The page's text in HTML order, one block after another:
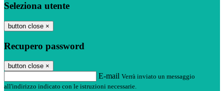
Seleziona utente
button close ×
Recupero password
button close ×
E-mail Verrà inviato un messaggio
all'indirizzo indicato con le istruzioni necessarie.